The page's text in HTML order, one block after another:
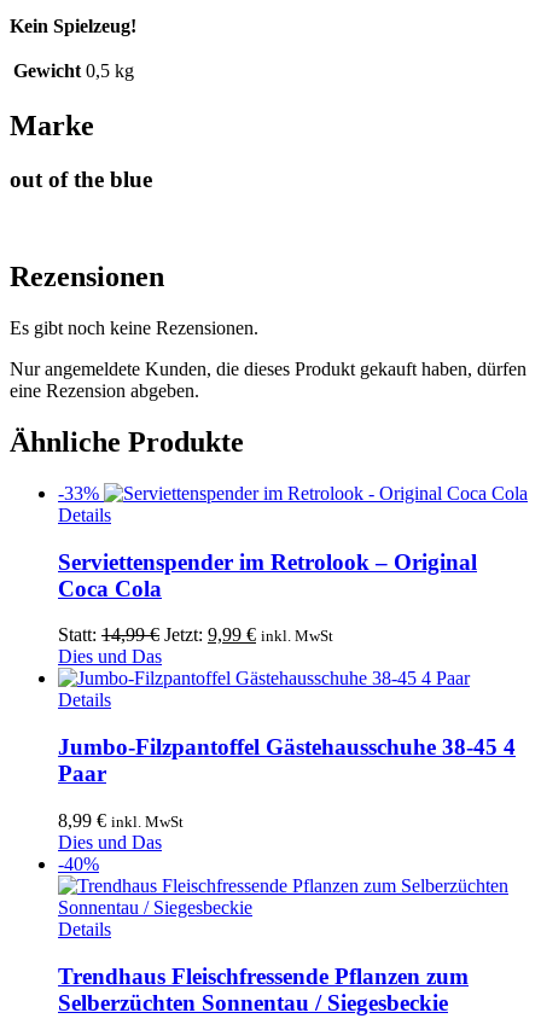
Kein Spielzeug!
Gewicht 0,5 kg
Marke
out of the blue
Rezensionen
Es gibt noch keine Rezensionen.
Nur angemeldete Kunden, die dieses Produkt gekauft haben, dürfen
eine Rezension abgeben.
Ähnliche Produkte
-33%
DetailsDieses
weist
mehrere
Varianten
Die
Optionen
können
auf
Produktseite
Serviettenspender im Retrolook – Original
Coca Cola
Statt: 14,99€ Ursprünglicher
war:
Jetzt: 9,99 €Aktueller
ist:
inkl. MwSt
Dies und Das
Details
Jumbo-Filzpantoffel Gästehausschuhe 38-45 4
Paar
8,99 € inkl. MwSt
Dies und Das
-40%
DetailsDieses
weist
mehrere
Varianten
Trendhaus Fleischfressende Pflanzen zum
Selberzüchten Sonnentau / Siegesbeckie